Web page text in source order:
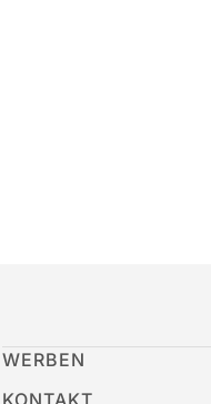
WERBEN